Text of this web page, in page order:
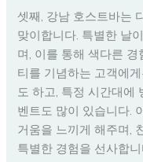
셋째, 강남 호스트바는
맞이합니다. 특별한 날
며, 이를 통해 색다른
티를 기념하는 고객에
도 하고, 특정 시간대에
벤트도 많이 있습니다.
거움을 느끼게 해주며,
특별한 경험을 선사합니